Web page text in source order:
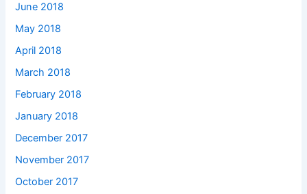
June 2018
May 2018
April 2018
March 2018
February 2018
January 2018
December 2017
November 2017
October 2017